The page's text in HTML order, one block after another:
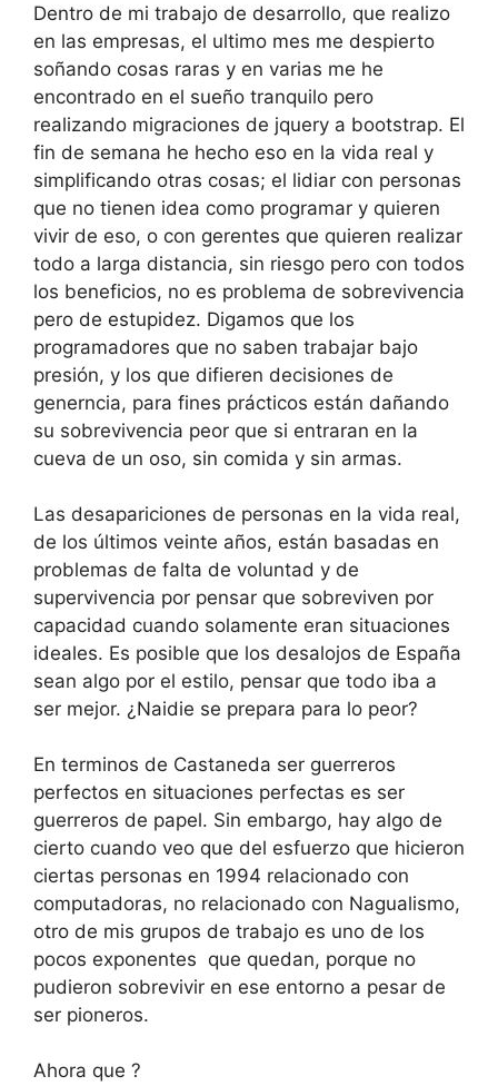
Dentro de mi trabajo de desarrollo, que realizo
en las empresas, el ultimo mes me despierto
soñando cosas raras y en varias me he
encontrado en el sueño tranquilo pero
realizando migraciones de jquery a bootstrap. El
fin de semana he hecho eso en la vida real y
simplificando otras cosas; el lidiar con personas
que no tienen idea como programar y quieren
vivir de eso, o con gerentes que quieren realizar
todo a larga distancia, sin riesgo pero con todos
los beneficios, no es problema de sobrevivencia
pero de estupidez. Digamos que los
programadores que no saben trabajar bajo
presión, y los que difieren decisiones de
generncia, para fines prácticos están dañando
su sobrevivencia peor que si entraran en la
cueva de un oso, sin comida y sin armas.
Las desapariciones de personas en la vida real,
de los últimos veinte años, están basadas en
problemas de falta de voluntad y de
supervivencia por pensar que sobreviven por
capacidad cuando solamente eran situaciones
ideales. Es posible que los desalojos de España
sean algo por el estilo, pensar que todo iba a
ser mejor. ¿Naidie se prepara para lo peor?
En terminos de Castaneda ser guerreros
perfectos en situaciones perfectas es ser
guerreros de papel. Sin embargo, hay algo de
cierto cuando veo que del esfuerzo que hicieron
ciertas personas en 1994 relacionado con
computadoras, no relacionado con Nagualismo,
otro de mis grupos de trabajo es uno de los
pocos exponentes que quedan, porque no
pudieron sobrevivir en ese entorno a pesar de
ser pioneros.
Ahora que ?